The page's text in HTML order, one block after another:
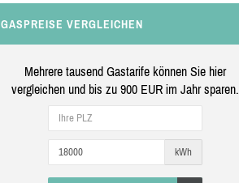
GASPREISE VERGLEICHEN
Mehrere tausend Gastarife können Sie hier
vergleichen und bis zu 900 EUR im Jahr sparen.
kWh